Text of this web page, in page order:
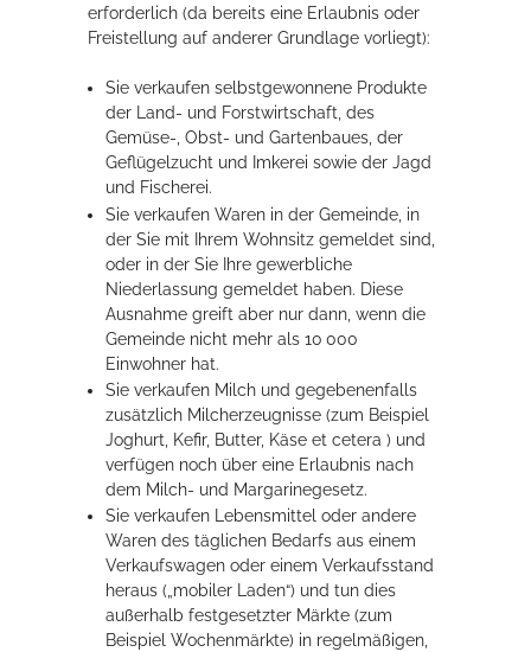
Erleben in Hockenheim
Spaß unter prickelnden Wasserfällen, das rauschende Meer im
Wellenbecken oder doch lieber die pure Entspannung auf der
Sprudelliege im Solebecken?
erforderlich (da bereits eine Erlaubnis oder
Freistellung auf anderer Grundlage vorliegt):
Sie verkaufen selbstgewonnene Produkte
der Land- und Forstwirtschaft, des
Gemüse-, Obst- und Gartenbaues, der
Geflügelzucht und Imkerei sowie der Jagd
und Fischerei.
Sie verkaufen Waren in der Gemeinde, in
der Sie mit Ihrem Wohnsitz gemeldet sind,
oder in der Sie Ihre gewerbliche
Niederlassung gemeldet haben. Diese
Ausnahme greift aber nur dann, wenn die
Gemeinde nicht mehr als 10 000
Einwohner hat.
Sie verkaufen Milch und gegebenenfalls
zusätzlich Milcherzeugnisse (zum Beispiel
Joghurt, Kefir, Butter, Käse et cetera ) und
verfügen noch über eine Erlaubnis nach
dem Milch- und Margarinegesetz.
Sie verkaufen Lebensmittel oder andere
Waren des täglichen Bedarfs aus einem
Verkaufswagen oder einem Verkaufsstand
heraus („mobiler Laden“) und tun dies
außerhalb festgesetzter Märkte (zum
Beispiel Wochenmärkte) in regelmäßigen,